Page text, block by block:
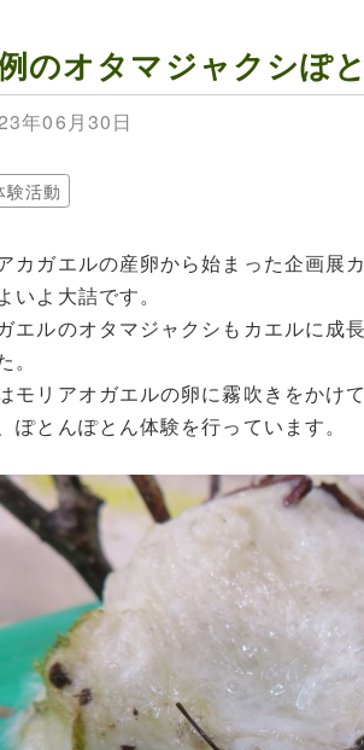
のオタマジャクシぽ
年06月30日
験活動
カガエルの産卵から始まった企画展
いよ大詰です。
エルのオタマジャクシもカエルに成
。
モリアオガエルの卵に霧吹きをかけ
ぽとんぽとん体験を行っています。